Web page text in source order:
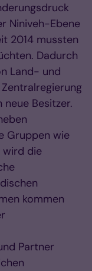
Niniveh-Ebene
2014 mussten
Dadurch
Land- und
Besitzer.
Gruppen wie
wird die
kommen
Partner